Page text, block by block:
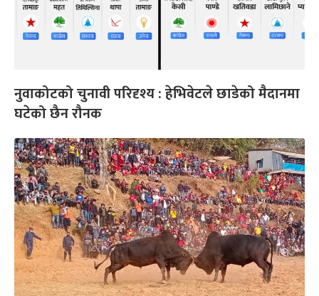
नुवाकोटको चुनावी परिदृश्य : हेभिवेटले छाडेको मैदानमा
घटेको छैन रौनक